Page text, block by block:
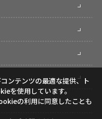
ンテンツの最適な提供、ト
を使用しています。
の利用に同意したことも